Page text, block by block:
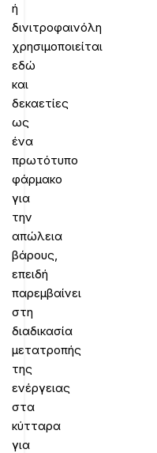
ή
δινιτροφαινόλη
χρησιμοποιείται
εδώ
και
δεκαετίες
ως
ένα
πρωτότυπο
φάρμακο
για
την
απώλεια
βάρους,
επειδή
παρεμβαίνει
στη
διαδικασία
μετατροπής
της
ενέργειας
στα
κύτταρα
για